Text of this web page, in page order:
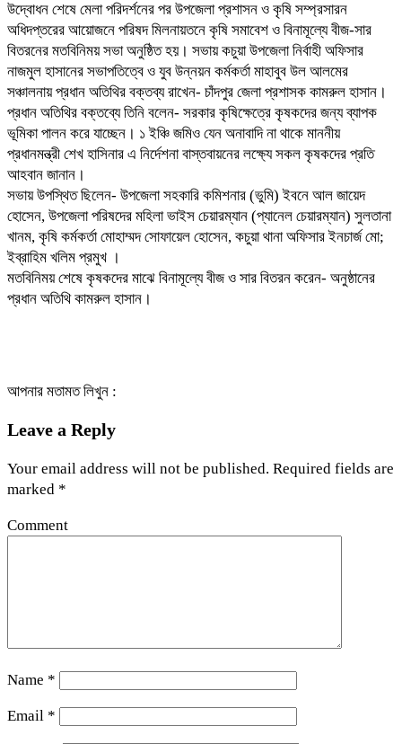
উদ্বোধন শেষে মেলা পরিদর্শনের পর উপজেলা প্রশাসন ও কৃষি সম্প্রসারন
অধিদপ্তরের আয়োজনে পরিষদ মিলনায়তনে কৃষি সমাবেশ ও বিনামূল্যে বীজ-সার
বিতরনের মতবিনিময় সভা অনুষ্ঠিত হয়। সভায় কচুয়া উপজেলা নির্বাহী অফিসার
নাজমুল হাসানের সভাপতিত্বে ও যুব উন্নয়ন কর্মকর্তা মাহাবুব উল আলমের
সঞ্চালনায় প্রধান অতিথির বক্তব্য রাখেন- চাঁদপুর জেলা প্রশাসক কামরুল হাসান।
প্রধান অতিথির বক্তব্যে তিনি বলেন- সরকার কৃষিক্ষেত্রে কৃষকদের জন্য ব্যাপক
ভূমিকা পালন করে যাচ্ছেন। ১ ইঞ্চি জমিও যেন অনাবাদি না থাকে মাননীয়
প্রধানমন্ত্রী শেখ হাসিনার এ নির্দেশনা বাস্তবায়নের লক্ষ্যে সকল কৃষকদের প্রতি
আহবান জানান।
সভায় উপস্থিত ছিলেন- উপজেলা সহকারি কমিশনার (ভুমি) ইবনে আল জায়েদ
হোসেন, উপজেলা পরিষদের মহিলা ভাইস চেয়ারম্যান (প্যানেল চেয়ারম্যান) সুলতানা
খানম, কৃষি কর্মকর্তা মোহাম্মদ সোফায়েল হোসেন, কচুয়া থানা অফিসার ইনচার্জ মো;
ইব্রাহিম খলিম প্রমুখ ।
মতবিনিময় শেষে কৃষকদের মাঝে বিনামূল্যে বীজ ও সার বিতরন করেন- অনুষ্ঠানের
প্রধান অতিথি কামরুল হাসান।
আপনার মতামত লিখুন :
Leave a Reply
Your email address will not be published. Required fields are
marked *
Comment
Name *
Email *